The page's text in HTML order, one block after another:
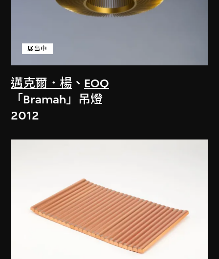
邁克爾．楊 、 EOQ
展出中
「Bramah」吊燈
2012